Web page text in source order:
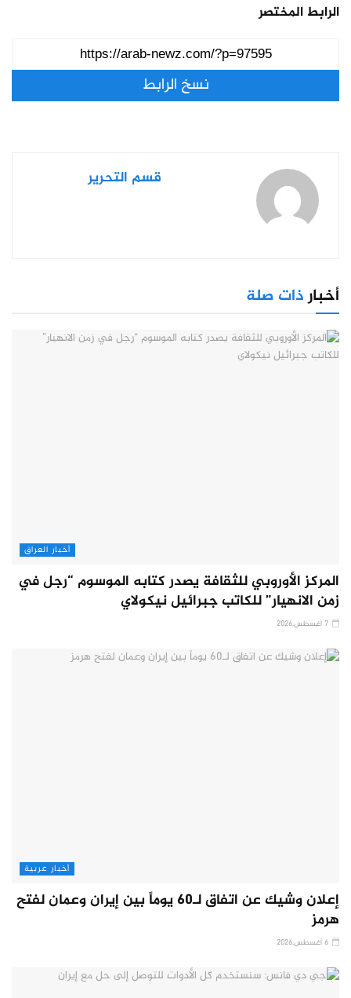
الرابط المختصر
نسخ الرابط
قسم التحرير
أخبارذات صلة
أخبار العراق
المركز الأوروبي للثقافة يصدر كتابه الموسوم “رجل في
زمن الانهيار” للكاتب جبرائيل نيكولاي
أخبار عربية
إعلان وشيك عن اتفاق لـ60 يوماً بين إيران وعمان لفتح
هرمز